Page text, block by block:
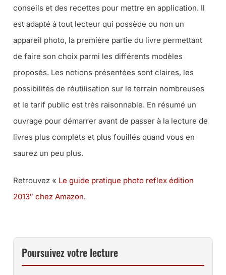
conseils et des recettes pour mettre en application. Il
est adapté à tout lecteur qui possède ou non un
appareil photo, la première partie du livre permettant
de faire son choix parmi les différents modèles
proposés. Les notions présentées sont claires, les
possibilités de réutilisation sur le terrain nombreuses
et le tarif public est très raisonnable. En résumé un
ouvrage pour démarrer avant de passer à la lecture de
livres plus complets et plus fouillés quand vous en
saurez un peu plus.
Retrouvez « Le guide pratique photo reflex édition
2013″ chez Amazon.
Poursuivez votre lecture